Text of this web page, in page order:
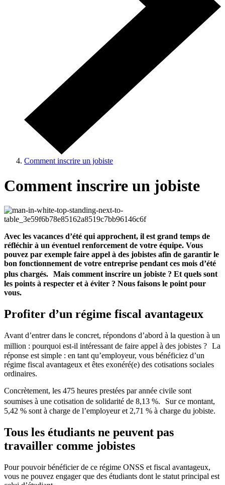
Comment inscrire un jobiste
Comment inscrire un jobiste
Avec les vacances d’été qui approchent, il est grand temps de
réfléchir à un éventuel renforcement de votre équipe. Vous
pouvez par exemple faire appel à des jobistes afin de garantir le
bon fonctionnement de votre entreprise pendant ces mois d’été
plus chargés. Mais comment inscrire un jobiste ? Et quels sont
les points à respecter et à éviter ? Nous faisons le point pour
vous.
Profiter d’un régime fiscal avantageux
Avant d’entrer dans le concret, répondons d’abord à la question à un
million : pourquoi est-il intéressant de faire appel à des jobistes ? La
réponse est simple : en tant qu’employeur, vous bénéficiez d’un
régime fiscal avantageux et êtes exonéré(e) des cotisations sociales
ordinaires.
Concrètement, les 475 heures prestées par année civile sont
soumises à une cotisation de solidarité de 8,13 %. Sur ce montant,
5,42 % sont à charge de l’employeur et 2,71 % à charge du jobiste.
Tous les étudiants ne peuvent pas
travailler comme jobistes
Pour pouvoir bénéficier de ce régime ONSS et fiscal avantageux,
vous ne pouvez engager que des étudiants dont le statut principal est